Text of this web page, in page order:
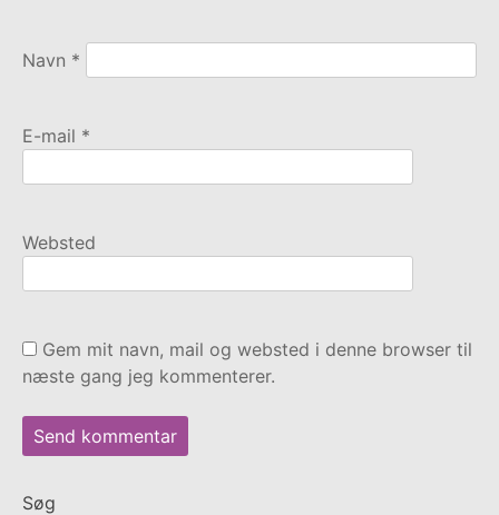
Navn *
E-mail *
Websted
Gem mit navn, mail og websted i denne browser til
næste gang jeg kommenterer.
Søg